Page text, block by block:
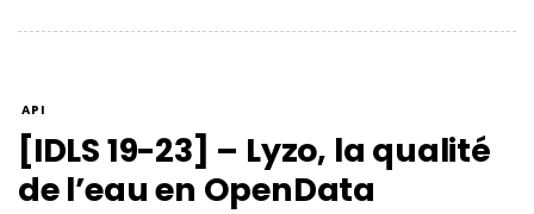
API
[IDLS 19-23] – Lyzo, la qualité
de l’eau en OpenData